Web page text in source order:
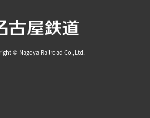
© Nagoya Railroad Co.,Ltd.